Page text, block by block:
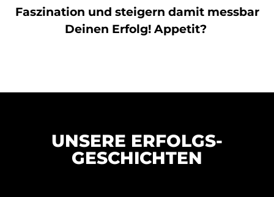
Faszination und steigern damit messbar
Deinen Erfolg! Appetit?
UNSERE ERFOLGS­
GESCHICHTEN